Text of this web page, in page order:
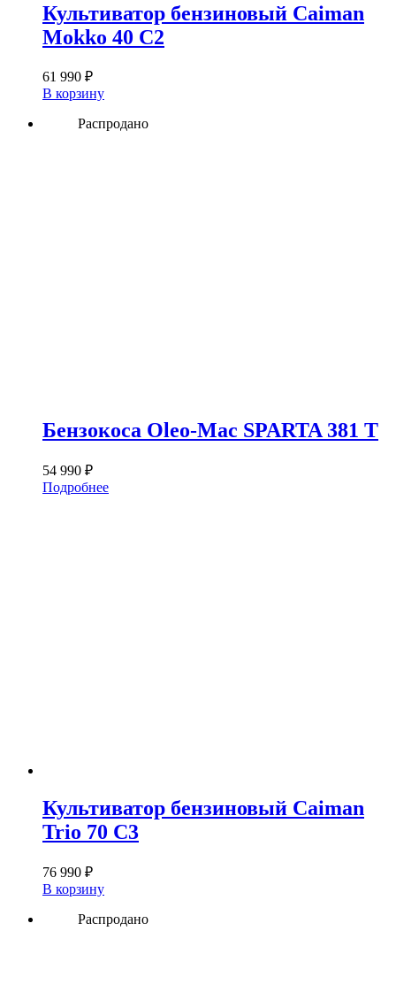
Культиватор бензиновый Caiman
Mokko 40 C2
61 990 ₽
В корзину
Распродано
Бензокоса Oleo-Mac SPARTA 381 T
54 990 ₽
Подробнее
Культиватор бензиновый Caiman
Trio 70 C3
76 990 ₽
В корзину
Распродано